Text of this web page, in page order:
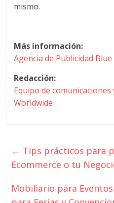
mismo.
Más información:
Agencia de Publicidad
Redacción:
Equipo de comunicaciones
Worldwide
← Tips prácticos para
Ecommerce o tu
Mobiliario para